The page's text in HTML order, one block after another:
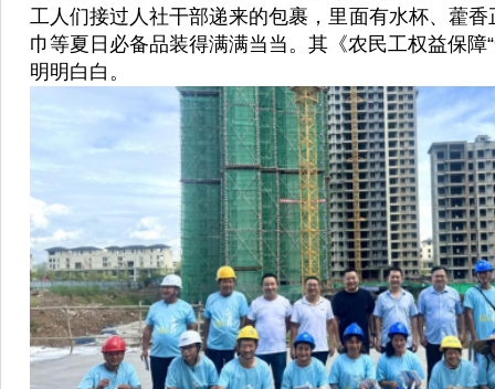
工人们接过人社干部递来的包裹，里面有水杯、藿
巾等夏日必备品装得满满当当。其《农民工权益保障
明明白白。